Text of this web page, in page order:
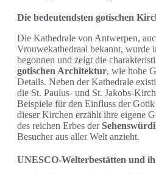
Die bedeutendsten gotischen
Die Kathedrale von Antwerpen,
Vrouwekathedraal bekannt, wurde
begonnen und zeigt die
gotischen Architektur, wie hohe
Details. Neben der Kathedrale
die St. Paulus- und St. Jakobs-
Beispiele für den Einfluss der
dieser Kirchen erzählt ihre eigene
des reichen Erbes der
Besucher aus aller Welt anzieht.
UNESCO-Welterbestätten und